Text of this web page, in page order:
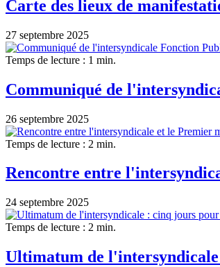
Carte des lieux de
27 septembre 2025
Temps de lecture : 1 min.
Communiqué de
26 septembre 2025
Temps de lecture : 2 min.
Rencontre entre
24 septembre 2025
Temps de lecture : 2 min.
Ultimatum de